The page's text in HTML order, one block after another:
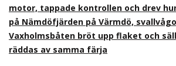
motor, tappade kontrollen och drev
på Nämdöfjärden på Värmdö,
Vaxholmsbåten bröt upp flaket och
räddas av samma färja